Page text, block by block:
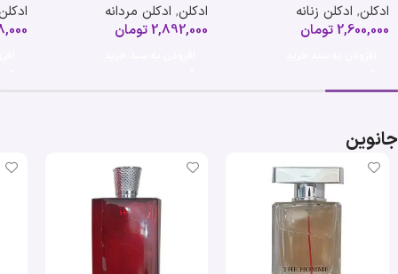
ادکلن, ادکلن زنانه
2,600,000تومان
ادکلن, ادکلن مردانه
2,892,000تومان
جانوین